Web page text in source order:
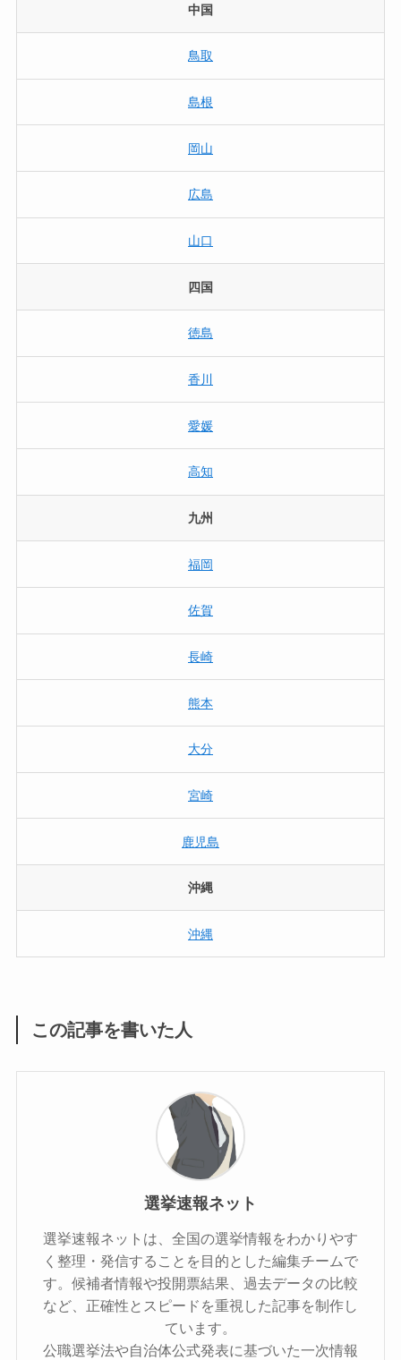
中国
鳥取
島根
岡山
広島
山口
四国
徳島
香川
愛媛
高知
九州
福岡
佐賀
長崎
熊本
大分
宮崎
鹿児島
沖縄
沖縄
この記事を書いた人
選挙速報ネット
選挙速報ネットは、全国の選挙情報をわかりやす
く整理・発信することを目的とした編集チームで
す。候補者情報や投開票結果、過去データの比較
など、正確性とスピードを重視した記事を制作し
ています。
公職選挙法や自治体公式発表に基づいた一次情報